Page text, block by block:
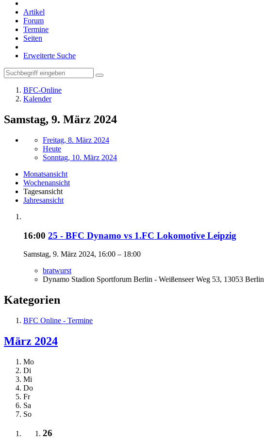
Artikel
Forum
Termine
Seiten
Erweiterte Suche
BFC-Online
Kalender
Samstag, 9. März 2024
Freitag, 8. März 2024
Heute
Sonntag, 10. März 2024
Monatsansicht
Wochenansicht
Tagesansicht
Jahresansicht
16:00 25 - BFC Dynamo vs 1.FC Lokomotive Leipzig
Samstag, 9. März 2024, 16:00 – 18:00
bratwurst
Dynamo Stadion Sportforum Berlin - Weißenseer Weg 53, 13053 Berlin
Kategorien
BFC Online - Termine
März 2024
Mo
Di
Mi
Do
Fr
Sa
So
26